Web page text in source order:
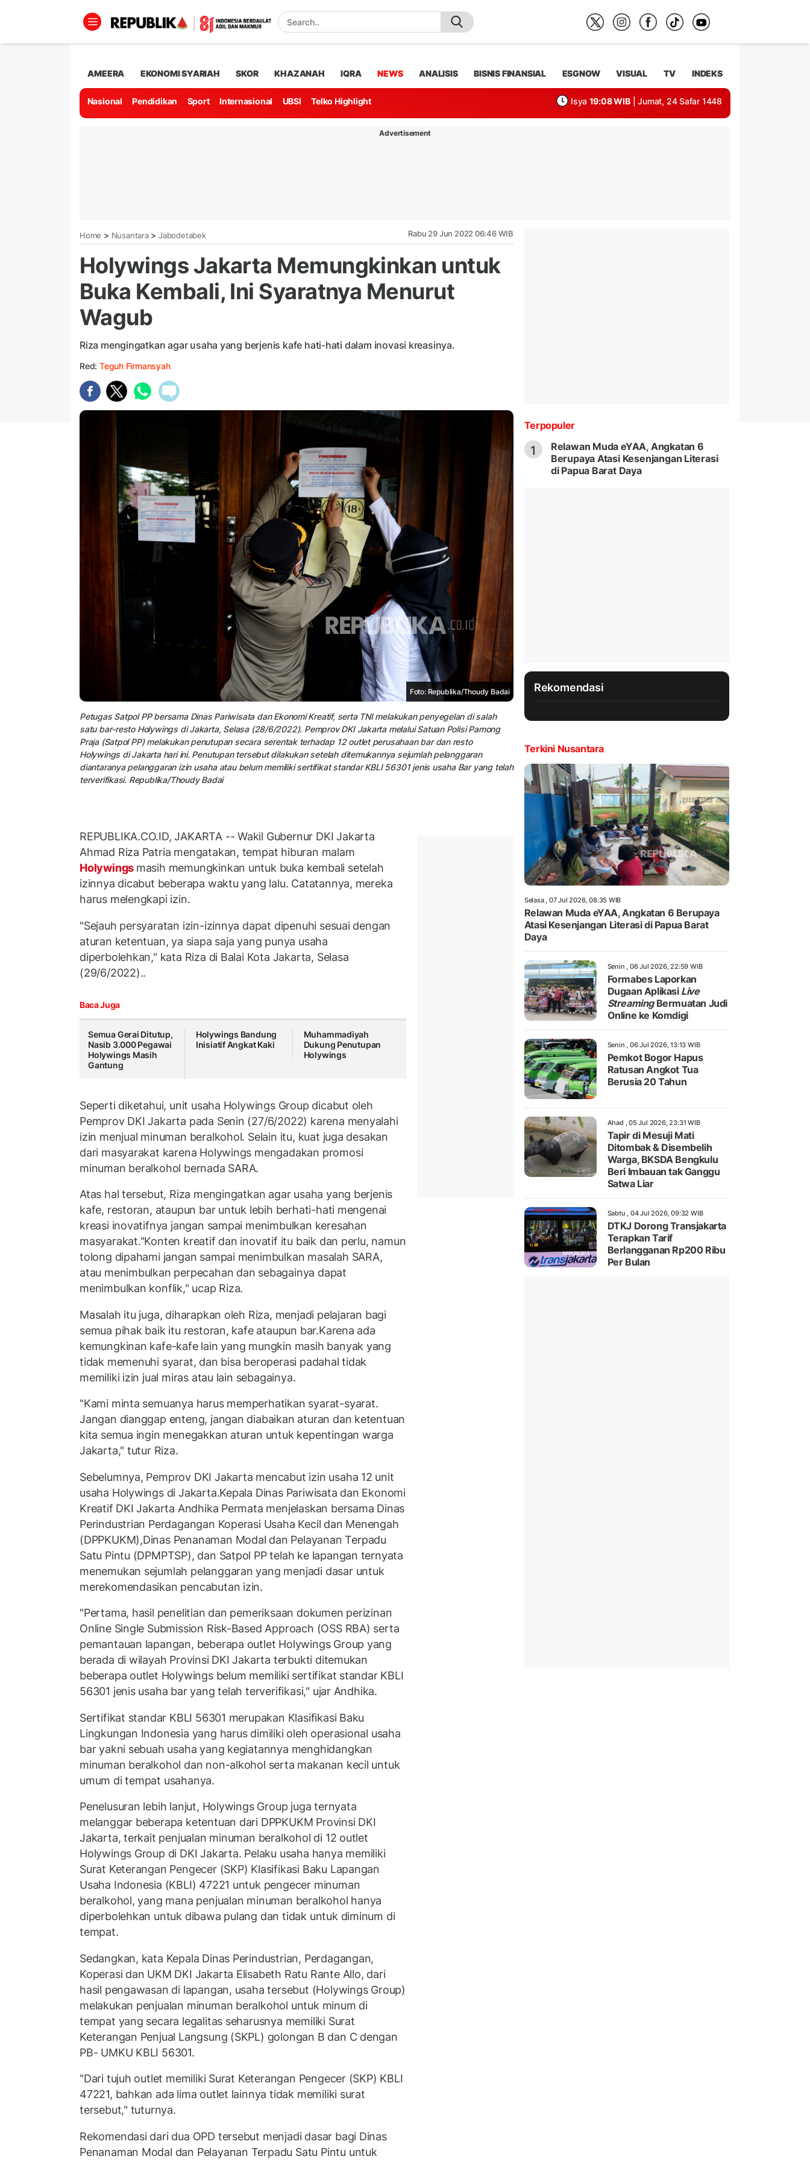
AMEERA EKONOMI SYARIAH SKOR KHAZANAH IQRA NEWS ANALISIS BISNIS FINANSIAL ESGNOW VISUAL TV INDEKS
Nasional Pendidikan Sport Internasional UBSI Telko Highlight Isya 19:08 WIB | Jumat, 24 Safar 1448
Advertisement
Home > Nusantara> Jabodetabek Rabu 29 Jun 2022 06:46 WIB
Holywings Jakarta Memungkinkan untuk
Buka Kembali, Ini Syaratnya Menurut
Wagub
Riza mengingatkan agar usaha yang berjenis kafe hati-hati dalam inovasi kreasinya.
Red: Teguh Firmansyah
Foto: Republika/Thoudy Badai
Petugas Satpol PP bersama Dinas Pariwisata dan Ekonomi Kreatif, serta TNI melakukan penyegelan di salah
satu bar-resto Holywings di Jakarta, Selasa (28/6/2022). Pemprov DKI Jakarta melalui Satuan Polisi Pamong
Praja (Satpol PP) melakukan penutupan secara serentak terhadap 12 outlet perusahaan bar dan resto
Holywings di Jakarta hari ini. Penutupan tersebut dilakukan setelah ditemukannya sejumlah pelanggaran
diantaranya pelanggaran izin usaha atau belum memiliki sertifikat standar KBLI 56301 jenis usaha Bar yang telah
terverifikasi. Republika/Thoudy Badai
REPUBLIKA.CO.ID, JAKARTA -- Wakil Gubernur DKI Jakarta
Ahmad Riza Patria mengatakan, tempat hiburan malam
Holywings masih memungkinkan untuk buka kembali setelah
izinnya dicabut beberapa waktu yang lalu. Catatannya, mereka
harus melengkapi izin.
"Sejauh persyaratan izin-izinnya dapat dipenuhi sesuai dengan
aturan ketentuan, ya siapa saja yang punya usaha
diperbolehkan," kata Riza di Balai Kota Jakarta, Selasa
(29/6/2022)..
Baca Juga
Semua Gerai Ditutup,
Nasib 3.000 Pegawai
Holywings Masih
Gantung
Holywings Bandung
Inisiatif Angkat Kaki
Muhammadiyah
Dukung Penutupan
Holywings
Seperti diketahui, unit usaha Holywings Group dicabut oleh
Pemprov DKI Jakarta pada Senin (27/6/2022) karena menyalahi
izin menjual minuman beralkohol. Selain itu, kuat juga desakan
dari masyarakat karena Holywings mengadakan promosi
minuman beralkohol bernada SARA.
Atas hal tersebut, Riza mengingatkan agar usaha yang berjenis
kafe, restoran, ataupun bar untuk lebih berhati-hati mengenai
kreasi inovatifnya jangan sampai menimbulkan keresahan
masyarakat."Konten kreatif dan inovatif itu baik dan perlu, namun
tolong dipahami jangan sampai menimbulkan masalah SARA,
atau menimbulkan perpecahan dan sebagainya dapat
menimbulkan konflik," ucap Riza.
Masalah itu juga, diharapkan oleh Riza, menjadi pelajaran bagi
semua pihak baik itu restoran, kafe ataupun bar.Karena ada
kemungkinan kafe-kafe lain yang mungkin masih banyak yang
tidak memenuhi syarat, dan bisa beroperasi padahal tidak
memiliki izin jual miras atau lain sebagainya.
"Kami minta semuanya harus memperhatikan syarat-syarat.
Jangan dianggap enteng, jangan diabaikan aturan dan ketentuan
kita semua ingin menegakkan aturan untuk kepentingan warga
Jakarta," tutur Riza.
Sebelumnya, Pemprov DKI Jakarta mencabut izin usaha 12 unit
usaha Holywings di Jakarta.Kepala Dinas Pariwisata dan Ekonomi
Kreatif DKI Jakarta Andhika Permata menjelaskan bersama Dinas
Perindustrian Perdagangan Koperasi Usaha Kecil dan Menengah
(DPPKUKM),Dinas Penanaman Modal dan Pelayanan Terpadu
Satu Pintu (DPMPTSP), dan Satpol PP telah ke lapangan ternyata
menemukan sejumlah pelanggaran yang menjadi dasar untuk
merekomendasikan pencabutan izin.
"Pertama, hasil penelitian dan pemeriksaan dokumen perizinan
Online Single Submission Risk-Based Approach (OSS RBA) serta
pemantauan lapangan, beberapa outlet Holywings Group yang
berada di wilayah Provinsi DKI Jakarta terbukti ditemukan
beberapa outlet Holywings belum memiliki sertifikat standar KBLI
56301 jenis usaha bar yang telah terverifikasi," ujar Andhika.
Sertifikat standar KBLI 56301 merupakan Klasifikasi Baku
Lingkungan Indonesia yang harus dimiliki oleh operasional usaha
bar yakni sebuah usaha yang kegiatannya menghidangkan
minuman beralkohol dan non-alkohol serta makanan kecil untuk
umum di tempat usahanya.
Penelusuran lebih lanjut, Holywings Group juga ternyata
melanggar beberapa ketentuan dari DPPKUKM Provinsi DKI
Jakarta, terkait penjualan minuman beralkohol di 12 outlet
Holywings Group di DKI Jakarta. Pelaku usaha hanya memiliki
Surat Keterangan Pengecer (SKP) Klasifikasi Baku Lapangan
Usaha Indonesia (KBLI) 47221 untuk pengecer minuman
beralkohol, yang mana penjualan minuman beralkohol hanya
diperbolehkan untuk dibawa pulang dan tidak untuk diminum di
tempat.
Sedangkan, kata Kepala Dinas Perindustrian, Perdagangan,
Koperasi dan UKM DKI Jakarta Elisabeth Ratu Rante Allo, dari
hasil pengawasan di lapangan, usaha tersebut (Holywings Group)
melakukan penjualan minuman beralkohol untuk minum di
tempat yang secara legalitas seharusnya memiliki Surat
Keterangan Penjual Langsung (SKPL) golongan B dan C dengan
PB- UMKU KBLI 56301.
"Dari tujuh outlet memiliki Surat Keterangan Pengecer (SKP) KBLI
47221, bahkan ada lima outlet lainnya tidak memiliki surat
tersebut," tuturnya.
Rekomendasi dari dua OPD tersebut menjadi dasar bagi Dinas
Penanaman Modal dan Pelayanan Terpadu Satu Pintu untuk
Terpopuler
1
Relawan Muda eYAA, Angkatan 6
Berupaya Atasi Kesenjangan Literasi
di Papua Barat Daya
Rekomendasi
Terkini Nusantara
Selasa , 07 Jul 2026, 08:35 WIB
Relawan Muda eYAA, Angkatan 6 Berupaya
Atasi Kesenjangan Literasi di Papua Barat
Daya
Senin , 06 Jul 2026, 22:59 WIB
Formabes Laporkan
Dugaan Aplikasi Live
StreamingBermuatan Judi
Online ke Komdigi
Senin , 06 Jul 2026, 13:13 WIB
Pemkot Bogor Hapus
Ratusan Angkot Tua
Berusia 20 Tahun
Ahad , 05 Jul 2026, 23:31 WIB
Tapir di Mesuji Mati
Ditombak & Disembelih
Warga, BKSDA Bengkulu
Beri Imbauan tak Ganggu
Satwa Liar
Sabtu , 04 Jul 2026, 09:32 WIB
DTKJ Dorong Transjakarta
Terapkan Tarif
Berlangganan Rp200 Ribu
Per Bulan